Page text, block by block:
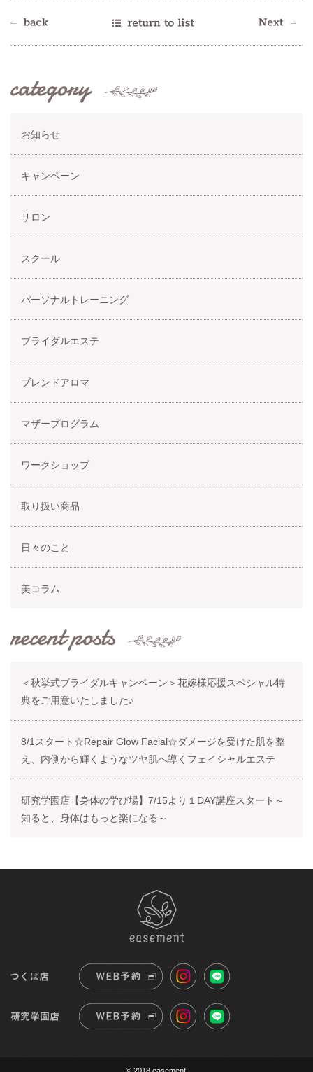
お知らせ
キャンペーン
サロン
スクール
パーソナルトレーニング
ブライダルエステ
ブレンドアロマ
マザープログラム
ワークショップ
取り扱い商品
日々のこと
美コラム
＜秋挙式ブライダルキャンペーン＞花嫁様応援スペシャル特
典をご用意いたしました♪
8/1スタート☆Repair Glow Facial☆ダメージを受けた肌を整
え、内側から輝くようなツヤ肌へ導くフェイシャルエステ
研究学園店【身体の学び場】7/15より１DAY講座スタート～
知ると、身体はもっと楽になる～